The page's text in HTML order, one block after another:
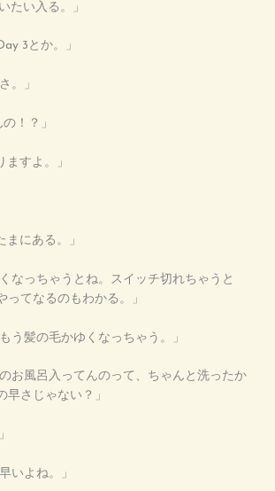
たい入る。」
3とか。」
。」
！？」
ますよ。」
まにある。」
なっちゃうとね。スイッチ切れちゃうと
ってなるのもわかる。」
う髪の毛かゆくなっちゃう。」
お風呂入ってんのって、ちゃんと洗ったか
早さじゃない？」
いよね。」